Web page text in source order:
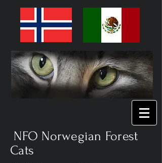
NFO Norwegian Forest
Cats